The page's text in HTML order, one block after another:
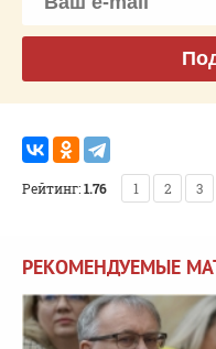
Рейтинг:1.76 1 2 3
РЕКОМЕНДУЕМЫЕ